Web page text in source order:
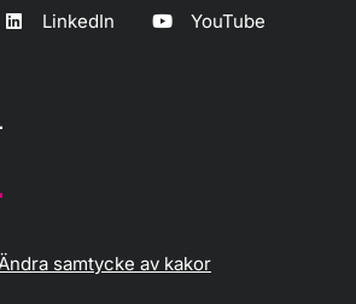
LinkedIn YouTube
Ändra samtycke av kakor